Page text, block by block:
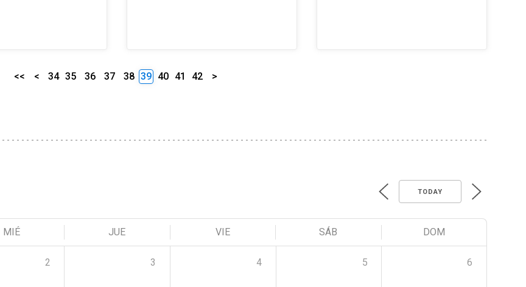
<< < 34 35 36 37 38 39 40 41 42 >
TODAY
MIÉ JUE VIE SÁB DOM
2 3 4 5 6